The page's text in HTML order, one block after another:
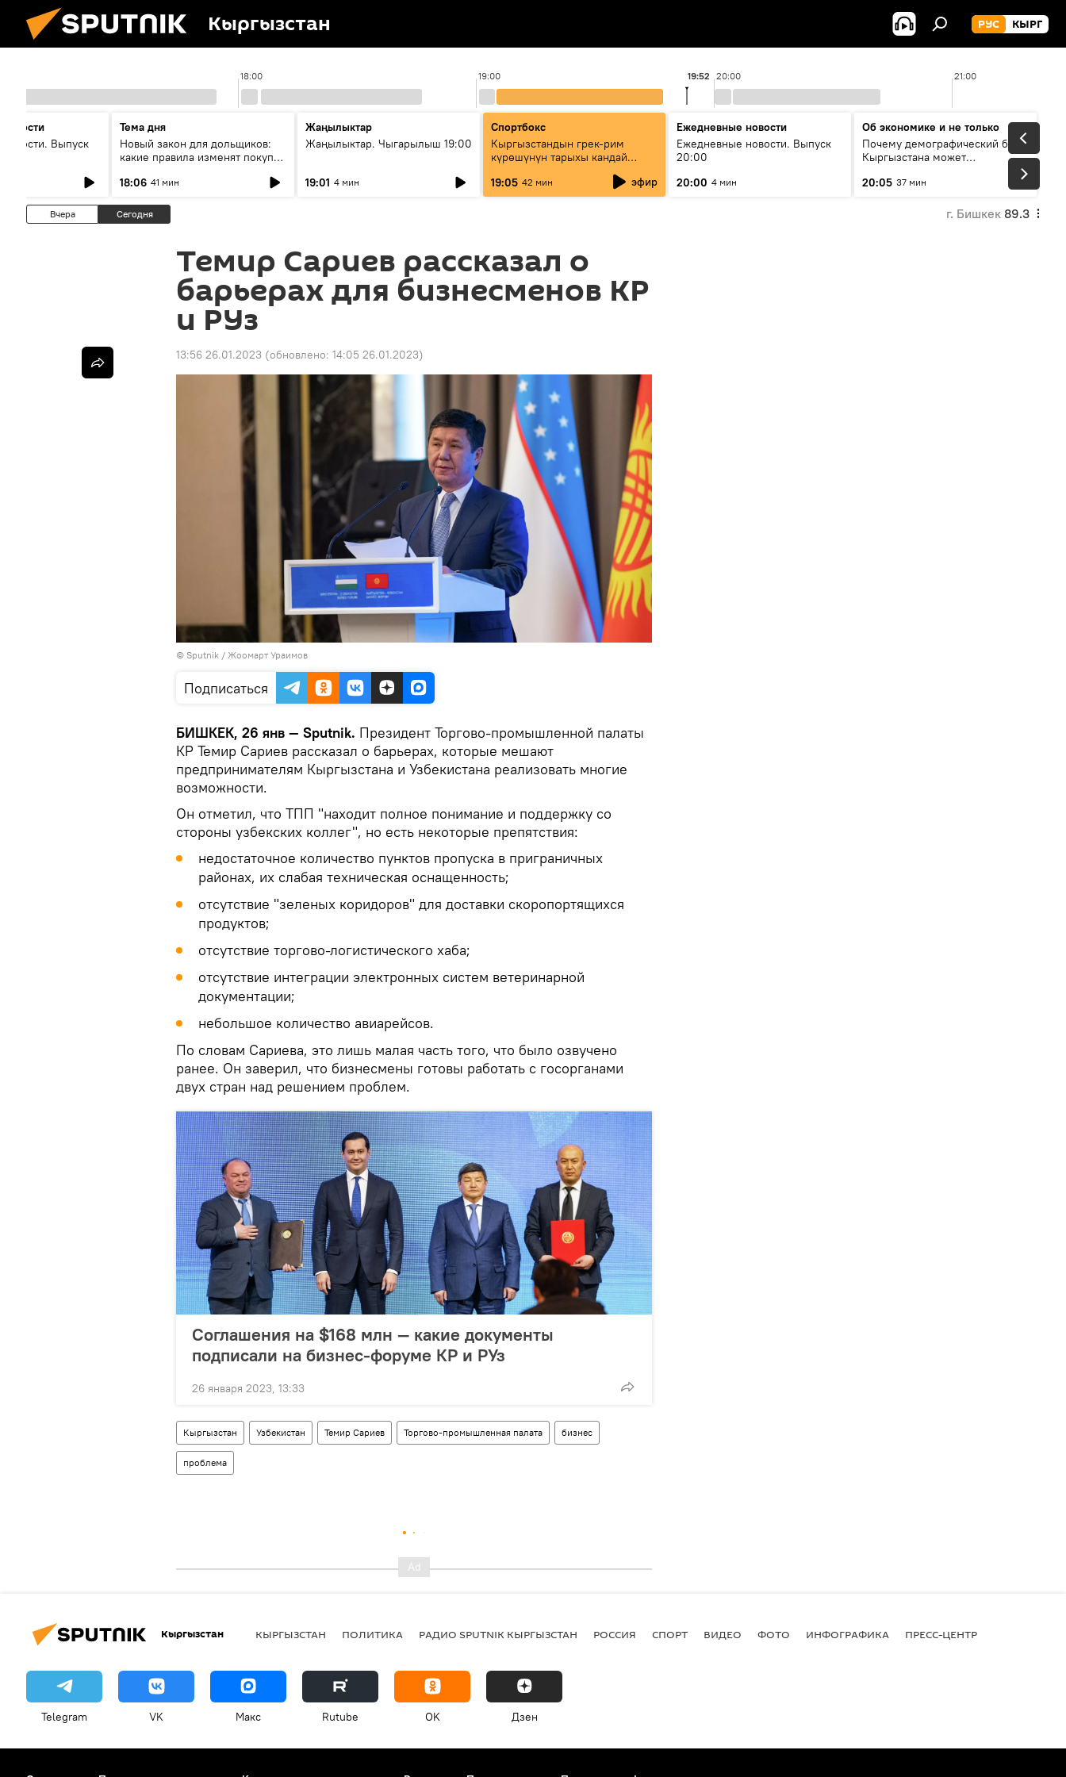
Кыргызстан РУС КЫРГ
18:00 19:00 20:00 21:00
19:52
Выпуск
Тема дня
Новый закон для дольщиков:
какие правила изменят покупку
18:06 41 мин
Жаңылыктар
Жаңылыктар. Чыгарылыш 19:00
19:01 4 мин
Спортбокс
Кыргызстандын грек-рим
күрөшүнүн тарыхы кандай
19:05 42 мин эфир
Ежедневные новости
Ежедневные новости. Выпуск
20:00
20:00 4 мин
Об экономике и не только
Почему демографический бум
Кыргызстана может
превратиться в проблему и как
этого избежать
20:05 37 мин
Вчера Сегодня г. Бишкек 89.3
Темир Сариев рассказал о
барьерах для бизнесменов КР
и РУз
13:56 26.01.2023 (обновлено: 14:05 26.01.2023)
© Sputnik / Жоомарт Ураимов
Подписаться
БИШКЕК, 26 янв — Sputnik. Президент Торгово-промышленной палаты
КР Темир Сариев рассказал о барьерах, которые мешают
предпринимателям Кыргызстана и Узбекистана реализовать многие
возможности.
Он отметил, что ТПП "находит полное понимание и поддержку со
стороны узбекских коллег", но есть некоторые препятствия:
недостаточное количество пунктов пропуска в приграничных
районах, их слабая техническая оснащенность;
отсутствие "зеленых коридоров" для доставки скоропортящихся
продуктов;
отсутствие торгово-логистического хаба;
отсутствие интеграции электронных систем ветеринарной
документации;
небольшое количество авиарейсов.
По словам Сариева, это лишь малая часть того, что было озвучено
ранее. Он заверил, что бизнесмены готовы работать с госорганами
двух стран над решением проблем.
Соглашения на $168 млн — какие документы
подписали на бизнес-форуме КР и РУз
26 января 2023, 13:33
Кыргызстан Узбекистан Темир Сариев Торгово-промышленная палата бизнес
проблема
Кыргызстан КЫРГЫЗСТАН ПОЛИТИКА РАДИО SPUTNIK КЫРГЫЗСТАН РОССИЯ СПОРТ ВИДЕО ФОТО ИНФОГРАФИКА ПРЕСС-ЦЕНТР
Telegram VK Макс Rutube OK Дзен